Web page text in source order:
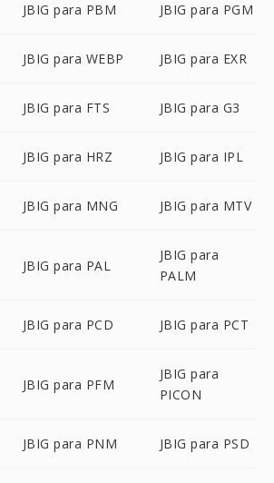
JBIG para PBM JBIG para PGM
JBIG para WEBP JBIG para EXR
JBIG para FTS JBIG para G3
JBIG para HRZ JBIG para IPL
JBIG para MNG JBIG para MTV
JBIG para PAL
JBIG para
PALM
JBIG para PCD JBIG para PCT
JBIG para PFM
JBIG para
PICON
JBIG para PNM JBIG para PSD